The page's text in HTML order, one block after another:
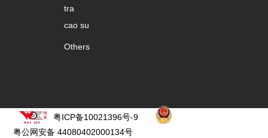
tra
cao su
Others
粤ICP备10021396号-9
粤公网安备 44080402000134号